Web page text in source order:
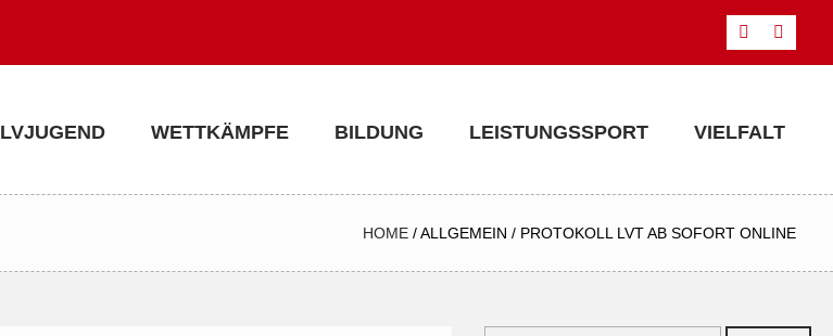
LVJUGEND WETTKÄMPFE BILDUNG LEISTUNGSSPORT VIELFALT
HOME /ALLGEMEIN / PROTOKOLL LVT AB SOFORT ONLINE